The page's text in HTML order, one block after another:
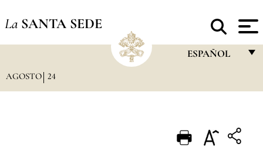
La SANTA SEDE
ESPAÑOL
AGOSTO 24